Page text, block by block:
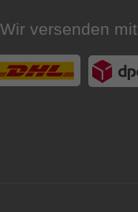
Wir versenden mit